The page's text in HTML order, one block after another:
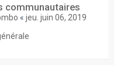
communautaires
« jeu. juin 06, 2019